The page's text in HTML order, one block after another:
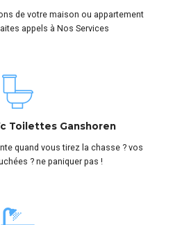
de votre maison ou appartement
appels à Nos Services
Toilettes Ganshoren
quand vous tirez la chasse ? vos
? ne paniquer pas !